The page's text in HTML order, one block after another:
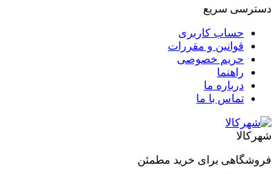
دسترسی سریع
حساب کاربری
قوانین و مقررات
حریم خصوصی
راهنما
درباره ما
تماس با ما
شهرکالا
فروشگاهی برای خرید مطمئن